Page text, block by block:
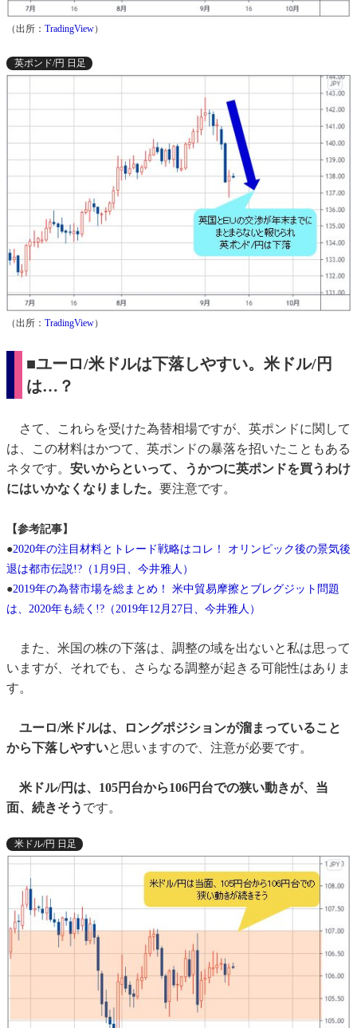
（出所： TradingView）
英ポンド/円 日足
（出所： TradingView）
■ユーロ/米ドルは下落しやすい。米ドル/円
は…？
さて、これらを受けた為替相場ですが、英ポンドに関して
は、この材料はかつて、英ポンドの暴落を招いたこともある
ネタです。 安いからといって、うかつに英ポンドを買うわけ
にはいかなくなりました。 要注意です。
【参考記事】
●2020年の注目材料とトレード戦略はコレ！ オリンピック後の景気後
退は都市伝説!?（1月9日、今井雅人）
●2019年の為替市場を総まとめ！ 米中貿易摩擦とブレグジット問題
は、2020年も続く!?（2019年12月27日、今井雅人）
また、米国の株の下落は、調整の域を出ないと私は思って
いますが、それでも、さらなる調整が起きる可能性はありま
す。
ユーロ/米ドルは、ロングポジションが溜まっていること
から下落しやすいと思いますので、注意が必要です。
米ドル/円は、105円台から106円台での狭い動きが、当
面、続きそう です。
米ドル/円 日足